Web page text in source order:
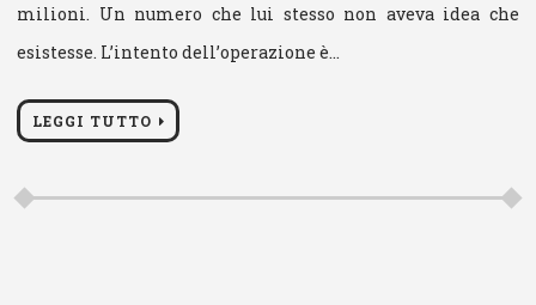
milioni. Un numero che lui stesso non aveva idea che
esistesse. L’intento dell’operazione è…
LEGGI TUTTO